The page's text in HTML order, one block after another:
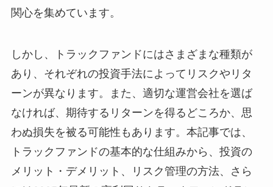
関心を集めています。
しかし、トラックファンドにはさまざまな種類が
あり、それぞれの投資手法によってリスクやリタ
ーンが異なります。また、適切な運営会社を選ば
なければ、期待するリターンを得るどころか、思
わぬ損失を被る可能性もあります。本記事では、
トラックファンドの基本的な仕組みから、投資の
メリット・デメリット、リスク管理の方法、さら